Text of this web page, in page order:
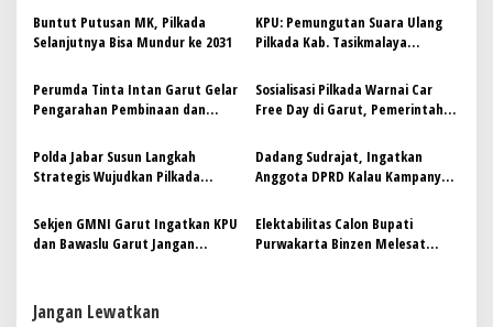
a
s
i
p
o
s
Buntut Putusan MK, Pilkada
Selanjutnya Bisa Mundur ke 2031
KPU: Pemungutan Suara Ulang
Pilkada Kab. Tasikmalaya
Perumda Tinta Intan Garut Gelar
Pengarahan Pembinaan dan
Pegawai dalam Pilkada 2024
Sosialisasi Pilkada Warnai Car
Free Day di Garut, Pemerintah
Polda Jabar Susun Langkah
Strategis Wujudkan Pilkada
Dadang Sudrajat, Ingatkan
Anggota DPRD Kalau Kampanye
Sekjen GMNI Garut Ingatkan KPU
dan Bawaslu Garut Jangan
Elektabilitas Calon Bupati
Purwakarta Binzen Melesat
Jangan Lewatkan